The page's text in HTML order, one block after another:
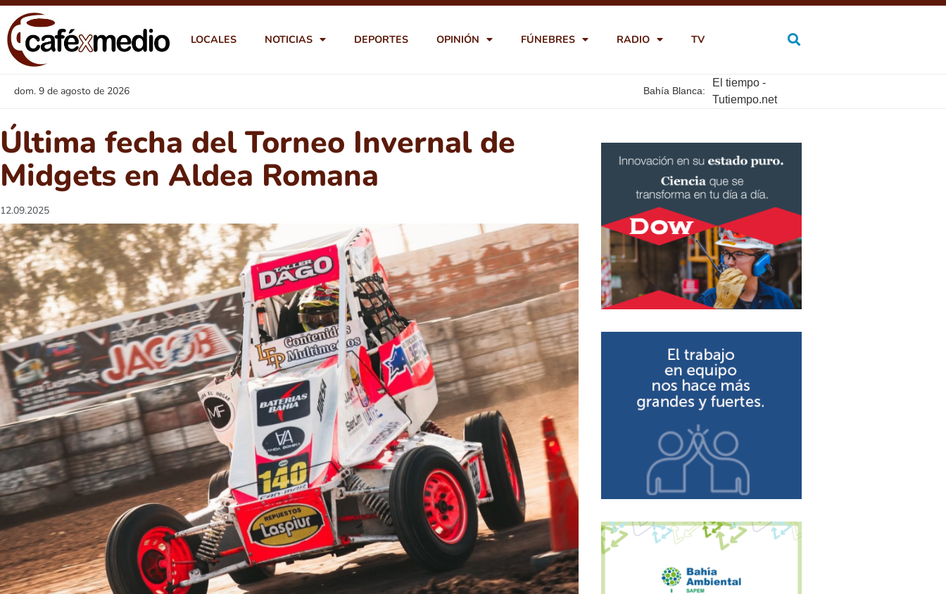
LOCALES NOTICIAS DEPORTES OPINIÓN FÚNEBRES RADIO TV
dom. 9 de agosto de 2026 Bahía Blanca:
El tiempo -
Tutiempo.net
Última fecha del Torneo Invernal de
Midgets en Aldea Romana
12.09.2025